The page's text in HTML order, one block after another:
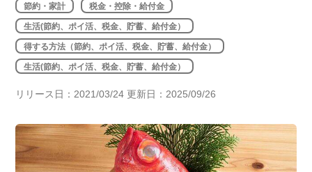
節約・家計 税金・控除・給付金
生活(節約、ポイ活、税金、貯蓄、給付金）
得する方法（節約、ポイ活、税金、貯蓄、給付金）
生活(節約、ポイ活、税金、貯蓄、給付金）
リリース日：2021/03/24 更新日：2025/09/26